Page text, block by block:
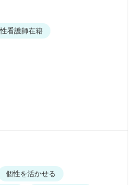
看護師在籍
個性を活かせる